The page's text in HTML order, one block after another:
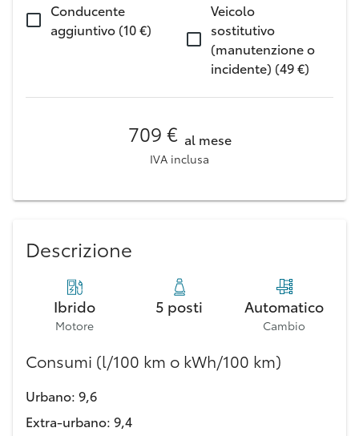
Conducente
aggiuntivo (10 €)
Veicolo
sostitutivo
(manutenzione o
incidente) (49 €)
709 € al mese
IVA inclusa
Descrizione
Ibrido
Motore
5 posti Automatico
Cambio
Consumi (l/100 km o kWh/100 km)
Urbano: 9,6
Extra-urbano: 9,4